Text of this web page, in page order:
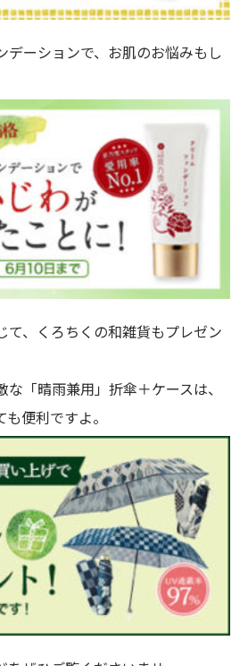
デーションで、お肌のお悩みもし
て、くろちくの和雑貨もプレゼン
「晴雨兼用」折傘＋ケースは、
便利ですよ。